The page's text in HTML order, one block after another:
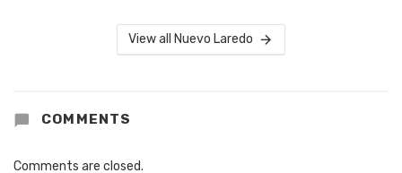
View all Nuevo Laredo
COMMENTS
Comments are closed.